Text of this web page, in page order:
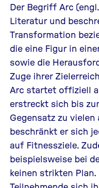
Der Begriff Arc
Literatur und
Transformation
die eine Figur in
sowie die
Zuge ihrer
Arc startet offiziell
erstreckt sich bis
Gegensatz zu vielen
beschränkt er sich
auf Fitnessziele.
beispielsweise bei
keinen strikten